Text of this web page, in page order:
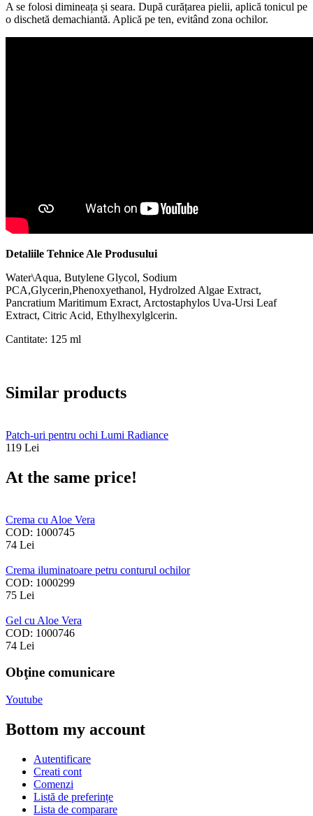
A se folosi dimineața și seara. După curățarea pielii, aplică tonicul pe
o dischetă demachiantă. Aplică pe ten, evitând zona ochilor.
Detaliile Tehnice Ale Produsului
Water\Aqua, Butylene Glycol, Sodium
PCA,Glycerin,Phenoxyethanol, Hydrolzed Algae Extract,
Pancratium Maritimum Exract, Arctostaphylos Uva-Ursi Leaf
Extract, Citric Acid, Ethylhexylglcerin.
Cantitate: 125 ml
Similar products
Patch-uri pentru ochi Lumi Radiance
119 Lei
At the same price!
Crema cu Aloe Vera
COD: 1000745
74 Lei
Crema iluminatoare petru conturul ochilor
COD: 1000299
75 Lei
Gel cu Aloe Vera
COD: 1000746
74 Lei
Obţine comunicare
Youtube
Bottom my account
Autentificare
Creati cont
Comenzi
Listă de preferințe
Lista de comparare